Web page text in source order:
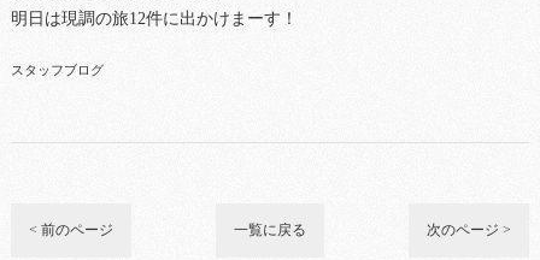
明日は現調の旅12件に出かけまーす！
スタッフブログ
< 前のページ 一覧に戻る 次のページ >